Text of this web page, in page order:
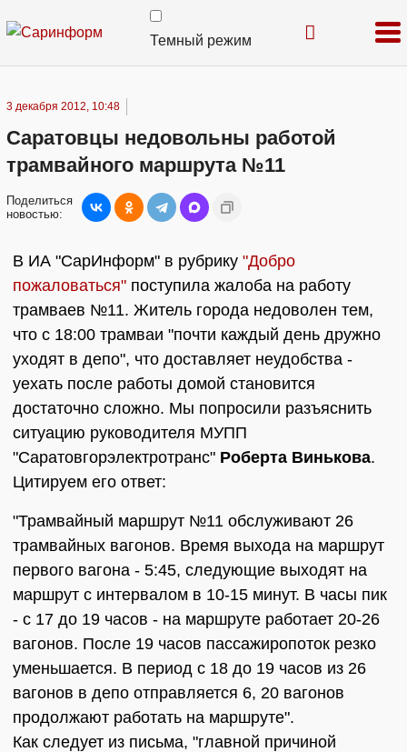
Темный режим
3 декабря 2012, 10:48
Саратовцы недовольны работой
трамвайного маршрута №11
Поделиться
новостью:
В ИА "СарИнформ" в рубрику "Добро
пожаловаться" поступила жалоба на работу
трамваев №11. Житель города недоволен тем,
что с 18:00 трамваи "почти каждый день дружно
уходят в депо", что доставляет неудобства -
уехать после работы домой становится
достаточно сложно. Мы попросили разъяснить
ситуацию руководителя МУПП
"Саратовгорэлектротранс" Роберта Винькова.
Цитируем его ответ:
"Трамвайный маршрут №11 обслуживают 26
трамвайных вагонов. Время выхода на маршрут
первого вагона - 5:45, следующие выходят на
маршрут с интервалом в 10-15 минут. В часы пик
- с 17 до 19 часов - на маршруте работает 20-26
вагонов. После 19 часов пассажиропоток резко
уменьшается. В период с 18 до 19 часов из 26
вагонов в депо отправляется 6, 20 вагонов
продолжают работать на маршруте".
Как следует из письма, "главной причиной